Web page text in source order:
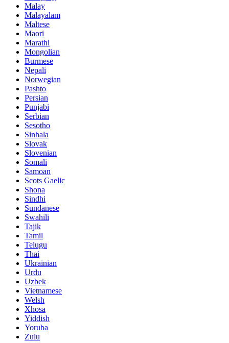
Malay
Malayalam
Maltese
Maori
Marathi
Mongolian
Burmese
Nepali
Norwegian
Pashto
Persian
Punjabi
Serbian
Sesotho
Sinhala
Slovak
Slovenian
Somali
Samoan
Scots Gaelic
Shona
Sindhi
Sundanese
Swahili
Tajik
Tamil
Telugu
Thai
Ukrainian
Urdu
Uzbek
Vietnamese
Welsh
Xhosa
Yiddish
Yoruba
Zulu